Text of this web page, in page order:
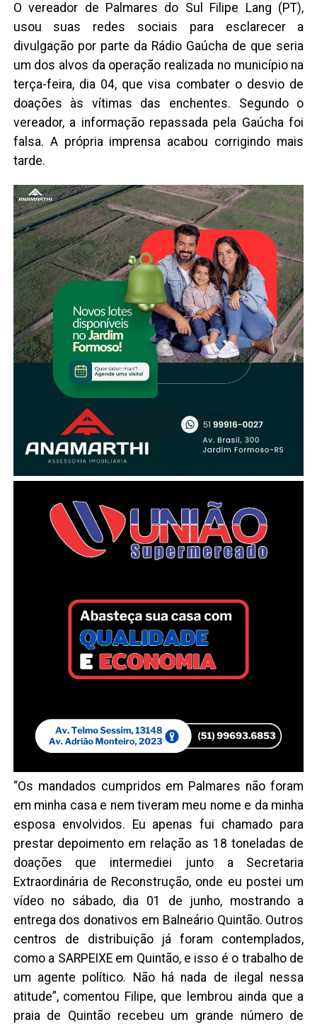
O vereador de Palmares do Sul Filipe Lang (PT),
usou suas redes sociais para esclarecer a
divulgação por parte da Rádio Gaúcha de que seria
um dos alvos da operação realizada no município na
terça-feira, dia 04, que visa combater o desvio de
doações às vítimas das enchentes. Segundo o
vereador, a informação repassada pela Gaúcha foi
falsa. A própria imprensa acabou corrigindo mais
tarde.
“Os mandados cumpridos em Palmares não foram
em minha casa e nem tiveram meu nome e da minha
esposa envolvidos. Eu apenas fui chamado para
prestar depoimento em relação as 18 toneladas de
doações que intermediei junto a Secretaria
Extraordinária de Reconstrução, onde eu postei um
vídeo no sábado, dia 01 de junho, mostrando a
entrega dos donativos em Balneário Quintão. Outros
centros de distribuição já foram contemplados,
como a SARPEIXE em Quintão, e isso é o trabalho de
um agente político. Não há nada de ilegal nessa
atitude”, comentou Filipe, que lembrou ainda que a
praia de Quintão recebeu um grande número de